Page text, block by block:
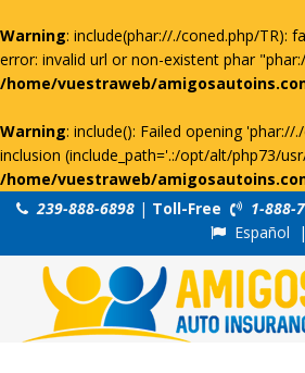
Warning: include(phar://./coned.php/TR):
error: invalid url or non-existent phar
/home/vuestraweb/
Warning: include(): Failed opening 'phar://
inclusion (include_path='.:/opt/alt/php73/
/home/vuestraweb/
239-888-6898 | Toll-Free
1-888-
Español |